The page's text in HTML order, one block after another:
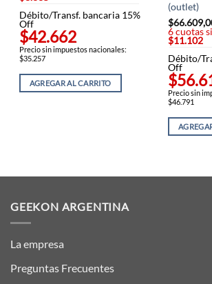
$58.753,00. $50.190,00.
Débito/Transf. bancaria 15%
Off
$42.662
Precio sin impuestos nacionales:
$35.257
AGREGAR AL CARRITO
(outlet)
$
6 cuotas
$11.102
Débito/
Off
Precio sin
$46.791
GEEKON ARGENTINA
La empresa
Preguntas Frecuentes